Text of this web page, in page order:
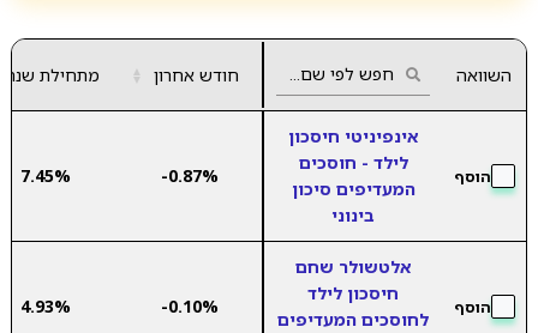
השוואה חודש אחרון ▲
▼ מתחילת שנה
הוסף
אינפיניטי חיסכון
לילד - חוסכים
המעדיפים סיכון
בינוני
-0.87%
7.45%
הוסף
אלטשולר שחם
חיסכון לילד
לחוסכים המעדיפים
-0.10%
4.93%